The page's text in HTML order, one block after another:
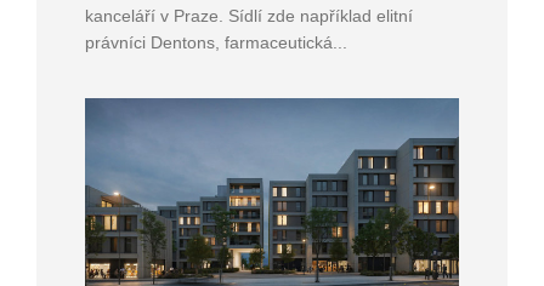
kanceláří v Praze. Sídlí zde například elitní
právníci Dentons, farmaceutická...